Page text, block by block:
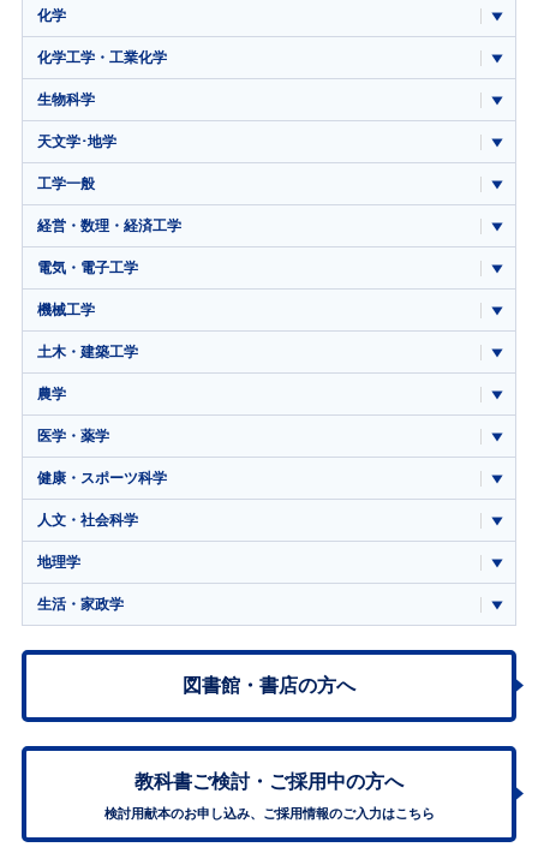
化学
化学工学・工業化学
生物科学
天文学･地学
工学一般
経営・数理・経済工学
電気・電子工学
機械工学
土木・建築工学
農学
医学・薬学
健康・スポーツ科学
人文・社会科学
地理学
生活・家政学
図書館・書店の方へ
教科書ご検討・ ご採用中の方へ
検討用献本のお申し込み、ご採用情報のご入力はこちら